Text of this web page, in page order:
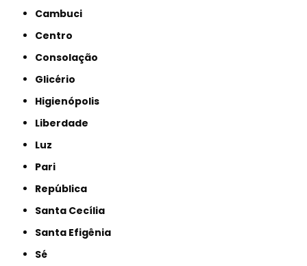
Cambuci
Centro
Consolação
Glicério
Higienópolis
Liberdade
Luz
Pari
República
Santa Cecília
Santa Efigênia
Sé